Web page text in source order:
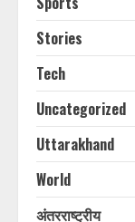
Stories
Tech
Uncategorized
Uttarakhand
World
अंतरराष्ट्रीय